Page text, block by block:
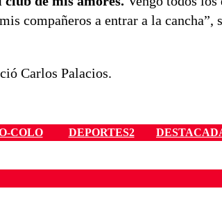
compañeros a entrar a la cancha”,
Carlos Palacios.
COLO DEPORTES2